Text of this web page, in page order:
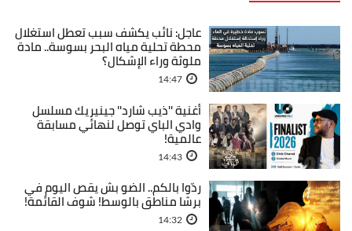
عاجل: نائب يكشف سبب تعطل استغلال
محطة تحلية مياه البحر بسوسة.. مادة
ملوثة وراء الإشكال؟
14:47
أغنية ''ذيب شارد'' جينيريك مسلسل
وادي الباي توصل لنهائي مسابقة
عالمية!
14:43
ردّوا بالكم.. الضو بش يقص اليوم في
برشا مناطق بالوسط! شوف القائمة!
14:32